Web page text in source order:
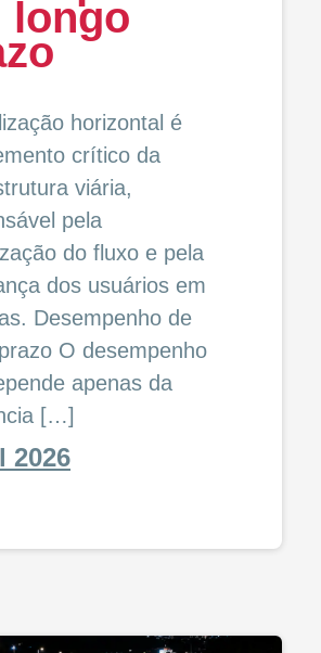
longo
horizontal é
crítico da
viária,
pela
do fluxo e pela
dos usuários em
Desempenho de
O desempenho
apenas da
[…]
2026